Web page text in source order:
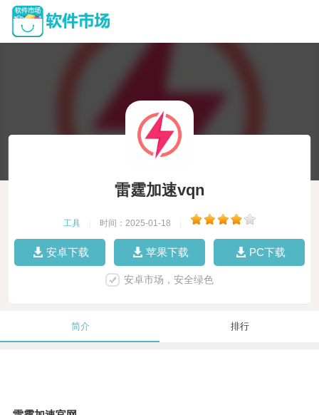
雷霆加速vqn
工具 时间：2025-01-18
安卓下载 苹果下载 PC下载
安卓市场，安全绿色
简介 排行